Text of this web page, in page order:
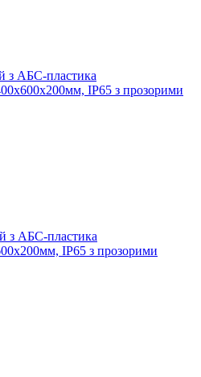
з АБС-пластика
IP65 з прозорими
з АБС-пластика
IP65 з прозорими